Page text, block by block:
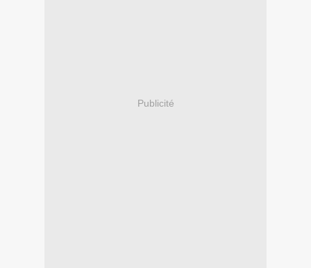
Publicité